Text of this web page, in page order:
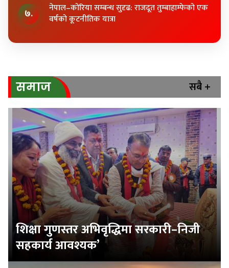
७.
नेपाल–कोरिया सम्बन्ध सुदृढ: राजदूत तुम्बाहाम्फेको एक
वर्षको कूटनीतिक यात्रा
समाज सबै +
शिक्षा गुणस्तर अभिवृद्धिमा सरकारी–निजी
सहकार्य आवश्यक’